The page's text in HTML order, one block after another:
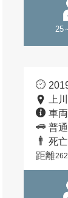
25
上
車
普
死亡
距離